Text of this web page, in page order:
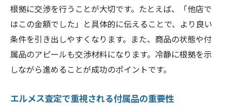
根拠に交渉を行うことが大切です。たとえば、「他店で
はこの金額でした」と具体的に伝えることで、より良い
条件を引き出しやすくなります。また、商品の状態や付
属品のアピールも交渉材料になります。冷静に根拠を示
しながら進めることが成功のポイントです。
エルメス査定で重視される付属品の重要性